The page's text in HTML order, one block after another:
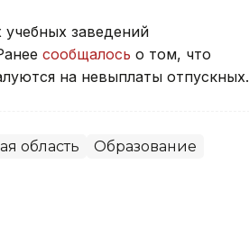
заведений
сообщалось о том, что
на невыплаты отпускных.
область
Образование